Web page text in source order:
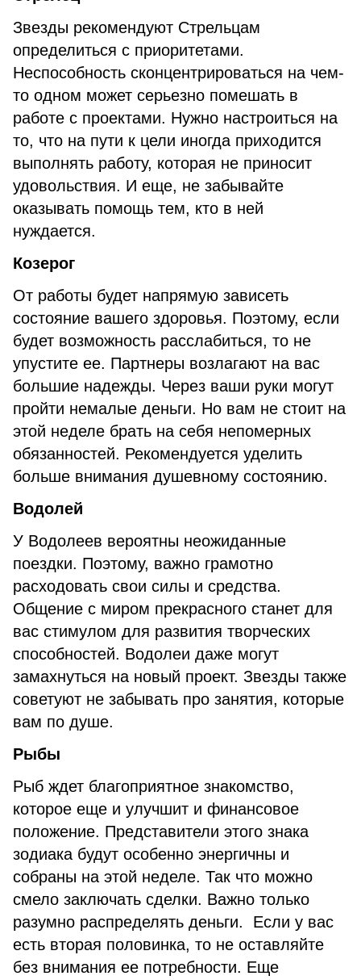
Звезды рекомендуют Стрельцам
определиться с приоритетами.
Неспособность сконцентрироваться на чем-
то одном может серьезно помешать в
работе с проектами. Нужно настроиться на
то, что на пути к цели иногда приходится
выполнять работу, которая не приносит
удовольствия. И еще, не забывайте
оказывать помощь тем, кто в ней
нуждается.
Козерог
От работы будет напрямую зависеть
состояние вашего здоровья. Поэтому, если
будет возможность расслабиться, то не
упустите ее. Партнеры возлагают на вас
большие надежды. Через ваши руки могут
пройти немалые деньги. Но вам не стоит на
этой неделе брать на себя непомерных
обязанностей. Рекомендуется уделить
больше внимания душевному состоянию.
Водолей
У Водолеев вероятны неожиданные
поездки. Поэтому, важно грамотно
расходовать свои силы и средства.
Общение с миром прекрасного станет для
вас стимулом для развития творческих
способностей. Водолеи даже могут
замахнуться на новый проект. Звезды также
советуют не забывать про занятия, которые
вам по душе.
Рыбы
Рыб ждет благоприятное знакомство,
которое еще и улучшит и финансовое
положение. Представители этого знака
зодиака будут особенно энергичны и
собраны на этой неделе. Так что можно
смело заключать сделки. Важно только
разумно распределять деньги. Если у вас
есть вторая половинка, то не оставляйте
без внимания ее потребности. Еще